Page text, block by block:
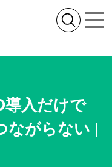
入だけで
ながらない |